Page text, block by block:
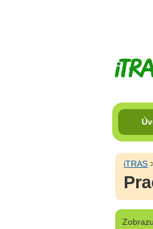
iTRAS